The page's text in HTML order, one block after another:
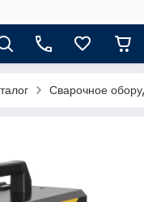
Сварочное